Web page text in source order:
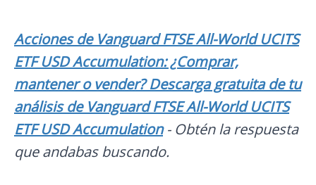
Acciones de Vanguard FTSE All-World UCITS
ETF USD Accumulation: ¿Comprar,
mantener o vender? Descarga gratuita de tu
análisis de Vanguard FTSE All-World UCITS
ETF USD Accumulation- Obtén la respuesta
que andabas buscando.